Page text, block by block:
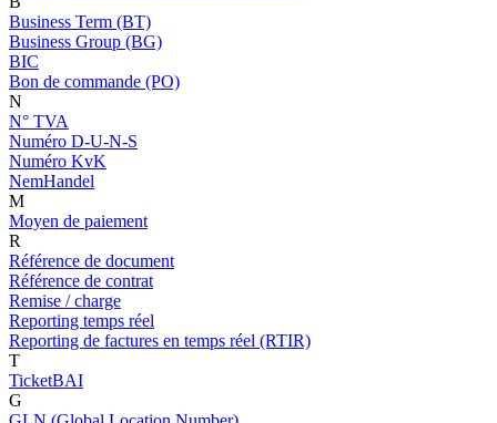
Business Term (BT)
Business Group (BG)
BIC
Bon de commande (PO)
N
N° TVA
Numéro D-U-N-S
Numéro KvK
NemHandel
M
Moyen de paiement
R
Référence de document
Référence de contrat
Remise / charge
Reporting temps réel
Reporting de factures en temps réel (RTIR)
T
TicketBAI
G